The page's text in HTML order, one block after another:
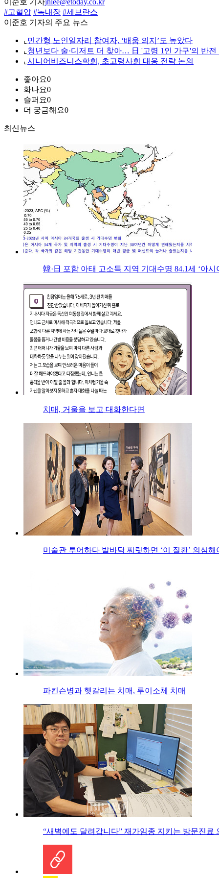
이준호 기자jhlee@etoday.co.kr
#고혈압 #녹내장 #세브란스
이준호 기자의 주요 뉴스
⌞ 민간형 노인일자리 참여자, ‘배움 의지’도 높았다
⌞ 청년보다 술·디저트 더 찾아… 日 '고령 1인 가구'의 반전
⌞ 시니어비즈니스학회, 초고령사회 대응 전략 논의
좋아요0
화나요0
슬퍼요0
더 궁금해요0
최신뉴스
韓·日 포함 아태 고소득 지역 기대수명 84.1세 ‘아시
치매, 거울을 보고 대화한다면
미술관 투어하다 발바닥 찌릿하면 ‘이 질환’ 의심해
파킨슨병과 헷갈리는 치매, 루이소체 치매
“새벽에도 달려갑니다” 재가임종 지키는 방문진료